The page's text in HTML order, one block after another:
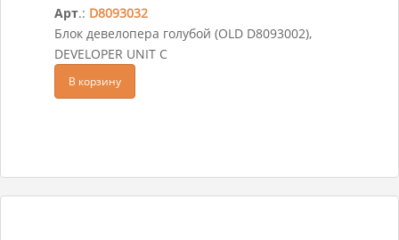
Арт.: D8093032
Блок девелопера голубой (OLD D8093002),
DEVELOPER UNIT C
В корзину